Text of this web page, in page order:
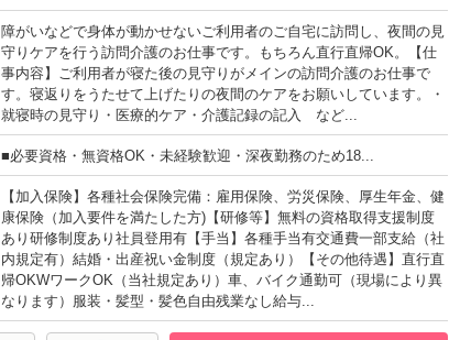
障がいなどで身体が動かせないご利用者のご自宅に訪問し、夜間の見
守りケアを行う訪問介護のお仕事です。もちろん直行直帰OK。【仕
事内容】ご利用者が寝た後の見守りがメインの訪問介護のお仕事で
す。寝返りをうたせて上げたりの夜間のケアをお願いしています。・
就寝時の見守り・医療的ケア・介護記録の記入 など...
■必要資格・無資格OK・未経験歓迎・深夜勤務のため18...
【加入保険】各種社会保険完備：雇用保険、労災保険、厚生年金、健
康保険（加入要件を満たした方)【研修等】無料の資格取得支援制度
あり研修制度あり社員登用有【手当】各種手当有交通費一部支給（社
内規定有）結婚・出産祝い金制度（規定あり）【その他待遇】直行直
帰OKWワークOK（当社規定あり）車、バイク通勤可（現場により異
なります）服装・髪型・髪色自由残業なし給与...